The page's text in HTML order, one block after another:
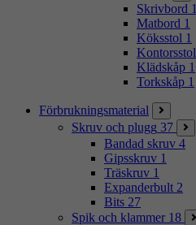
Skrivbord 1
Matbord 1
Köksstol 1
Kontorsstol
Klädskåp 1
Torkskåp 1
Förbrukningsmaterial
Skruv och plugg 37
Bandad skruv 4
Gipsskruv 1
Träskruv 1
Expanderbult 2
Bits 27
Spik och klammer 18